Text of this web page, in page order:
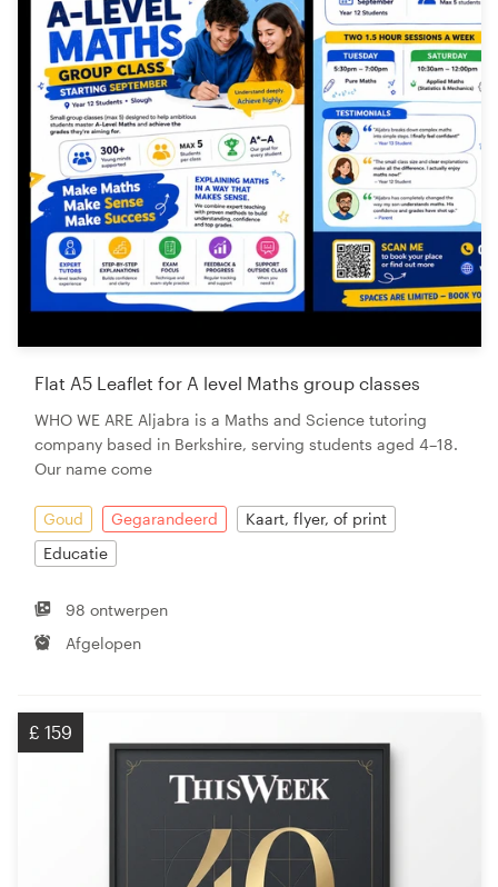
Flat A5 Leaflet for A level Maths group classes
WHO WE ARE Aljabra is a Maths and Science tutoring
company based in Berkshire, serving students aged 4–18.
Our name come
Goud Gegarandeerd
Kaart, flyer, of print
Educatie
98 ontwerpen
Afgelopen
£ 159